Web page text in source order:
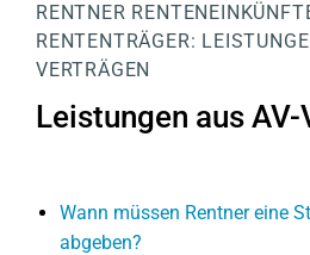
RENTNER
RENTENTRÄGER:
VERTRÄGEN
Leistungen aus
Wann müssen Rentner eine
abgeben?